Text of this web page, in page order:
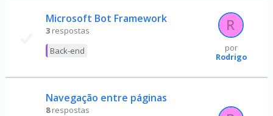
Microsoft Bot Framework
3 respostas
Back-end
por
Rodrigo
Navegação entre páginas
8 respostas